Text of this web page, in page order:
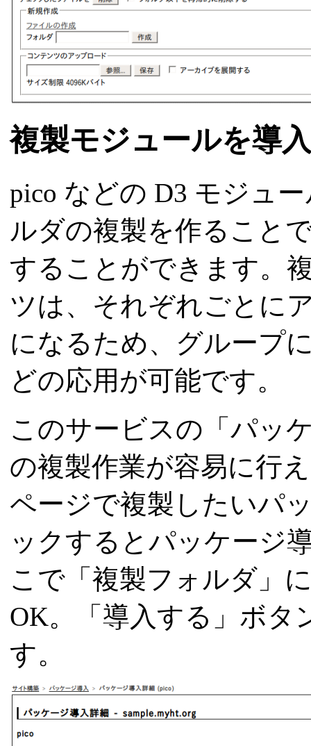
複製モジュールを導
pico などの D3 モジュ
ルダの複製を作ること
することができます。
ツは、それぞれごとに
になるため、グループ
どの応用が可能です。
このサービスの「パッ
の複製作業が容易に行
ページで複製したいパ
ックするとパッケージ
こで「複製フォルダ」
OK。「導入する」ボタ
す。